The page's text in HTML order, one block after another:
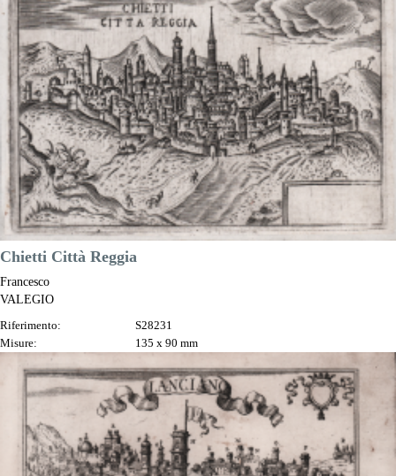
Chietti Città Reggia
Francesco
VALEGIO
Riferimento:
S28231
Misure:
135 x 90 mm
Luogo di Stampa:
Venezia
Prezzo
250,00 €
 Anteprima
DESCRIZIONE